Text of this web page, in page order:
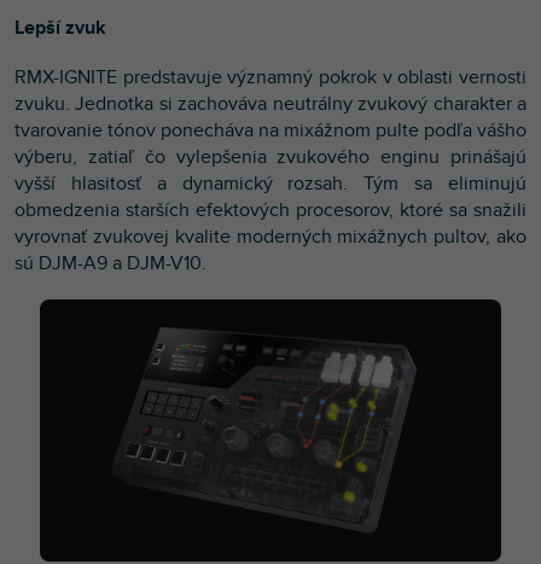
Lepší zvuk
RMX-IGNITE predstavuje významný pokrok v oblasti vernosti
zvuku. Jednotka si zachováva neutrálny zvukový charakter a
tvarovanie tónov ponecháva na mixážnom pulte podľa vášho
výberu, zatiaľ čo vylepšenia zvukového enginu prinášajú
vyšší hlasitosť a dynamický rozsah. Tým sa eliminujú
obmedzenia starších efektových procesorov, ktoré sa snažili
vyrovnať zvukovej kvalite moderných mixážnych pultov, ako
sú DJM-A9 a DJM-V10.